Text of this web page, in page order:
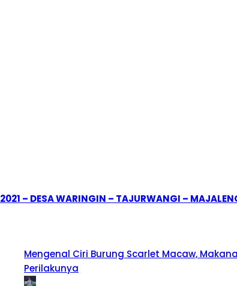
– DESA WARINGIN – TAJURWANGI –
Mengenal Ciri Burung Scarlet Macaw,
Perilakunya